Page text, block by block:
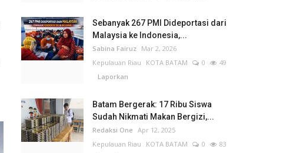
Sebanyak 267 PMI Dideportasi dari
Malaysia ke Indonesia,...
Sabina Fairuz Mar 2, 2026
Kepulauan Riau
KOTA BATAM 0
49
Laporkan
Batam Bergerak: 17 Ribu Siswa
Sudah Nikmati Makan Bergizi,...
Redaksi One Apr 12, 2025
Kepulauan Riau
KOTA BATAM 0
83